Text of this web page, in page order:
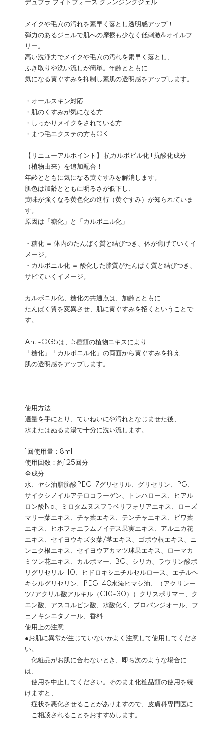
デュフラ フィトフォース クレンジングジェル
メイクや毛穴の汚れを素早く落とし透明感アップ！
弾力のあるジェルで肌への摩擦も少なく低刺激&オイルフ
リー。
高い洗浄力でメイクや毛穴の汚れを素早く落とし、
ふき取りや洗い流しが簡単。年齢とともに
気になる黄ぐすみを抑制し素肌の透明感をアップします。
・オールスキン対応
・肌のくすみが気になる方
・しっかりメイクをされている方
・まつ毛エクステの方もOK
【リニューアルポイント】 抗カルボビル化+抗酸化成分
（植物由来）を追加配合！
年齢とともに気になる黄ぐすみを解消します。
肌色は加齢とともに明るさが低下し、
黄味が強くなる黄色化の進行（黄ぐすみ）が知られていま
す。
原因は「糖化」と「カルボニル化」
・糖化 ＝ 体内のたんぱく質と結びつき、体が焦げていくイ
メージ。
・カルボニル化 ＝ 酸化した脂質がたんぱく質と結びつき、
サビていくイメージ。
カルボニル化、糖化の共通点は、加齢とともに
たんぱく質を変異させ、肌に黄ぐすみを招くということで
す。
Anti-OG5は、5種類の植物エキスにより
「糖化」「カルボニル化」の両面から黄ぐすみを抑え
肌の透明感をアップします。
使用方法
適量を手にとり、ていねいにや汚れとなじませた後、
水またはぬるま湯で十分に洗い流します。
1回使用量：8ml
使用回数：約125回分
全成分
水、ヤシ油脂肪酸PEG-7グリセリル、グリセリン、PG、
サイクシノイルアテロコラーゲン、トレハロース、ヒアル
ロン酸Na、ミロタムヌスフラベリフォリアエキス、ローズ
マリー葉エキス、チャ葉エキス、テンチャエキス、ビワ葉
エキス、ヒポフォエラムノイデス果実エキス、アルニカ花
エキス、セイヨウキズタ葉/茎エキス、ゴボウ根エキス、ニ
ンニク根エキス、セイヨウアカマツ球果エキス、ローマカ
ミツレ花エキス、カルボマー、BG、シリカ、ラウリン酸ポ
リグリセリル-10、ヒドロキシエチルセルロース、エチルヘ
キシルグリセリン、PEG-40水添ヒマシ油、（アクリレー
ツ/アクリル酸アルキル（C10-30））クリスポリマー、ク
エン酸、アスコルビン酸、水酸化K、プロパンジオール、フ
ェノキシエタノール、香料
使用上の注意
●お肌に異常が生じていないかよく注意して使用してくださ
い。
化粧品がお肌に合わないとき、即ち次のような場合に
は、
使用を中止してください。そのまま化粧品類の使用を続
けますと、
症状を悪化させることがありますので、皮膚科専門医に
ご相談されることをおすすめします。